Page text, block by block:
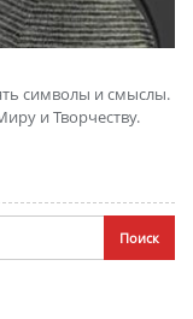
символы и смыслы.
и Творчеству.